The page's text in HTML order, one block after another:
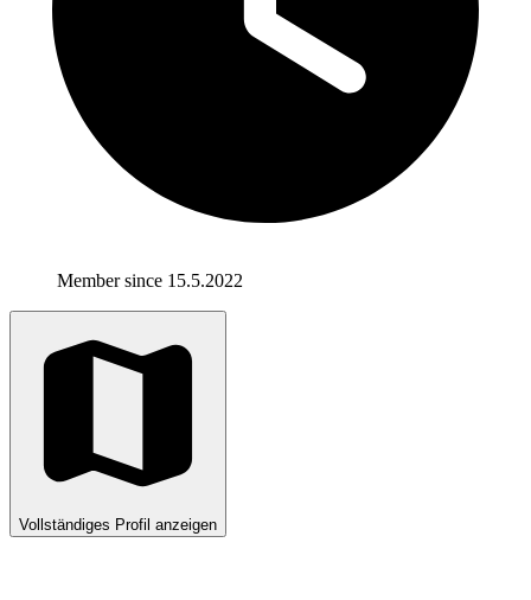
Member since 15.5.2022
Vollständiges Profil anzeigen